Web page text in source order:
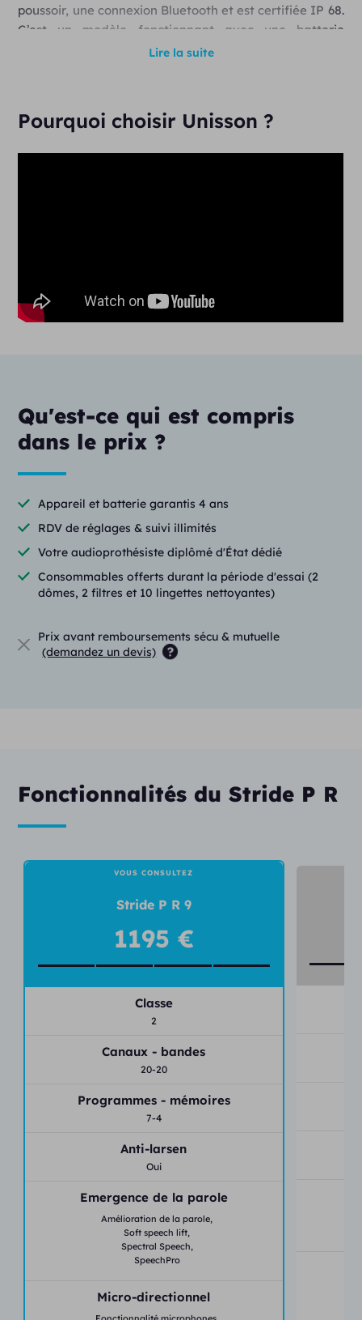
poussoir, une connexion Bluetooth et est certifiée IP 68.
C’est un modèle fonctionnant avec une batterie
lithium-ion rechargeable.
jours, la garantie 4 ans, les réglages et le suivi illimités
Speech Locator
Speech Focus
Directivité adaptative multibande
Anti Larsen
Gestion du vent
Amélioration de la parole
Réduction du bruit
DuoLink
Masqueur d’acouphènes
IP 68
Lire la suite
Pourquoi choisir Unisson ?
Qu'est-ce qui est compris
dans le prix ?
Appareil et batterie garantis 4 ans
RDV de réglages & suivi illimités
Votre audioprothésiste diplômé d'État dédié
Consommables offerts durant la période d'essai (2
dômes, 2 filtres et 10 lingettes nettoyantes)
Prix avant remboursements sécu & mutuelle
(demandez un devis)
Fonctionnalités du Stride P R
VOUS CONSULTEZ
Stride P R 9
1195 €
Classe
2
Canaux - bandes
20-20
Programmes - mémoires
7-4
Anti-larsen
Oui
Emergence de la parole
Amélioration de la parole,
Soft speech lift,
Spectral Speech,
SpeechPro
Micro-directionnel